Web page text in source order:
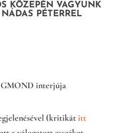
KÖZEPÉN VAGYUNK
PÉTERREL
interjúja
(kritikátitt